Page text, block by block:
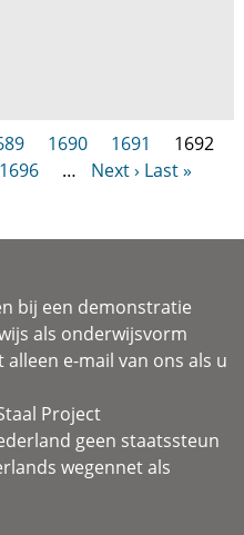
1690 1691
1692
1696 … Next › Last »
bij een demonstratie
als onderwijsvorm
e-mail van ons als u
Project
geen staatssteun
wegennet als